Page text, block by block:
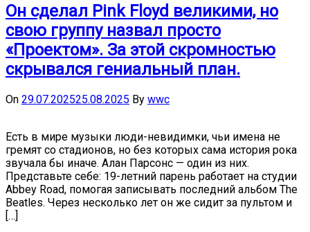
Он сделал Pink Floyd великими, но
свою группу назвал просто
«Проектом». За этой скромностью
скрывался гениальный план.
On 29.07.202525.08.2025 By wwc
Есть в мире музыки люди-невидимки, чьи имена не
гремят со стадионов, но без которых сама история рока
звучала бы иначе. Алан Парсонс — один из них.
Представьте себе: 19-летний парень работает на студии
Abbey Road, помогая записывать последний альбом The
Beatles. Через несколько лет он же сидит за пультом и
[…]